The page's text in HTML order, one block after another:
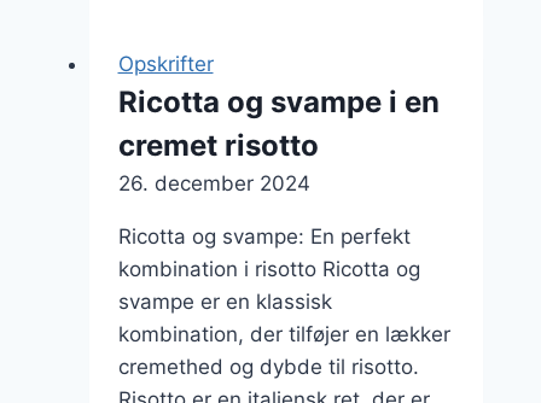
ricotta
og
nødder
Opskrifter
Ricotta og svampe i en
cremet risotto
26. december 2024
Ricotta og svampe: En perfekt
kombination i risotto Ricotta og
svampe er en klassisk
kombination, der tilføjer en lækker
cremethed og dybde til risotto.